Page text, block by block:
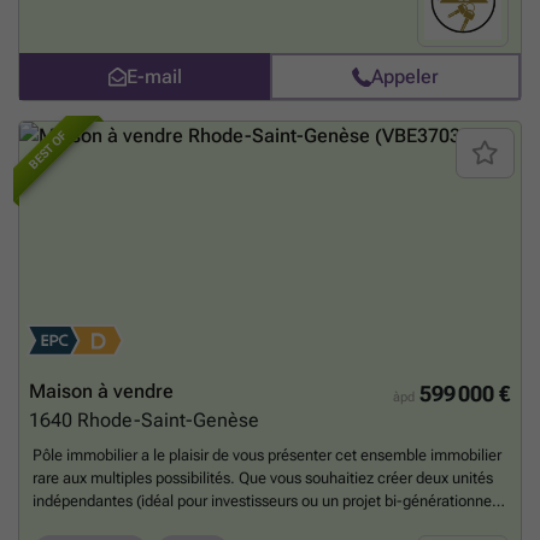
: Terrain plat, idéal pour réduire les coûts de terrassement. Libre de
constructeur : Choisissez vous-même votre entrepreneur et vos
architectes. Informations et visites : ###En savoir plus ?
E-mail Appeler
BEST OF
àpd 599 000 €
Maison à vendre
1640 Rhode-Saint-Genèse
Pôle immobilier a le plaisir de vous présenter cet ensemble immobilier
rare aux multiples possibilités. Que vous souhaitiez créer deux unités
indépendantes (idéal pour investisseurs ou un projet bi-générationnel)